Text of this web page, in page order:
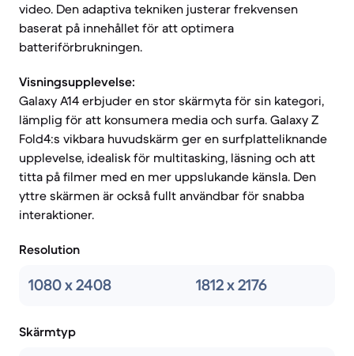
video. Den adaptiva tekniken justerar frekvensen
baserat på innehållet för att optimera
batteriförbrukningen.
Visningsupplevelse:
Galaxy A14 erbjuder en stor skärmyta för sin kategori,
lämplig för att konsumera media och surfa. Galaxy Z
Fold4:s vikbara huvudskärm ger en surfplatteliknande
upplevelse, idealisk för multitasking, läsning och att
titta på filmer med en mer uppslukande känsla. Den
yttre skärmen är också fullt användbar för snabba
interaktioner.
Resolution
1080 x 2408 1812 x 2176
Skärmtyp